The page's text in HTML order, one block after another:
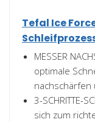
Tefal Ice
MESSER
optimale
nachschärfen
3-SCHRITTE-
sich zum